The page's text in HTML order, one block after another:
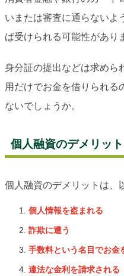
いまたは審査に通らないよ
ば受けられる可能性があり
身分証の提出などは求めら
用だけでお金を借りられる
ないでしょうか。
個人融資のデメリット
個人融資のデメリットは、
個人情報を盗まれる
詐欺に遭う
手数料という名目でお金
違法な金利を請求される